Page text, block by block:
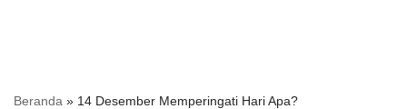
Beranda » 14 Desember Memperingati Hari Apa?